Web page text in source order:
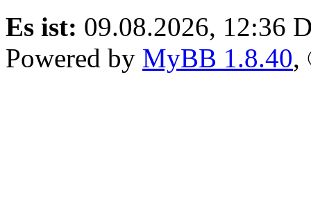
Es ist: 09.08.2026, 12:36
Powered by MyBB 1.8.40,